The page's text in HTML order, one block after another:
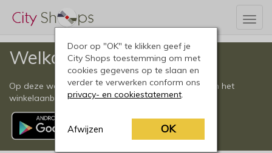
Welkom
Op deze website vindt u een compleet overzicht van het
winkelaanbod in Almelo en omgeving.
Door op "OK" te klikken geef je
City Shops toestemming om met
cookies gegevens op te slaan en
verder te verwerken conform ons
privacy- en cookiestatement.
Afwijzen OK